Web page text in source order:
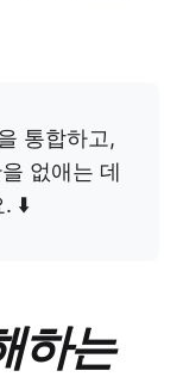
통합하고,
없애는 데
. ⬇️
하는